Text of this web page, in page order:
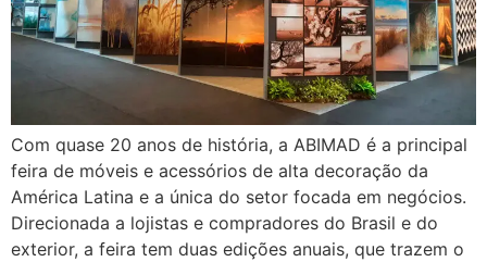
Com quase 20 anos de história, a ABIMAD é a principal
feira de móveis e acessórios de alta decoração da
América Latina e a única do setor focada em negócios.
Direcionada a lojistas e compradores do Brasil e do
exterior, a feira tem duas edições anuais, que trazem o